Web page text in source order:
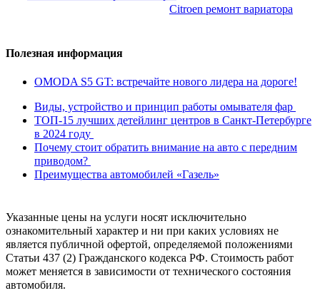
Citroen ремонт вариатора
Полезная информация
OMODA S5 GT: встречайте нового лидера на дороге!
Виды, устройство и принцип работы омывателя фар
ТОП-15 лучших детейлинг центров в Санкт-Петербурге
в 2024 году
Почему стоит обратить внимание на авто с передним
приводом?
Преимущества автомобилей «Газель»
Указанные цены на услуги носят исключительно
ознакомительный характер и ни при каких условиях не
является публичной офертой, определяемой положениями
Статьи 437 (2) Гражданского кодекса РФ. Стоимость работ
может меняется в зависимости от технического состояния
автомобиля.